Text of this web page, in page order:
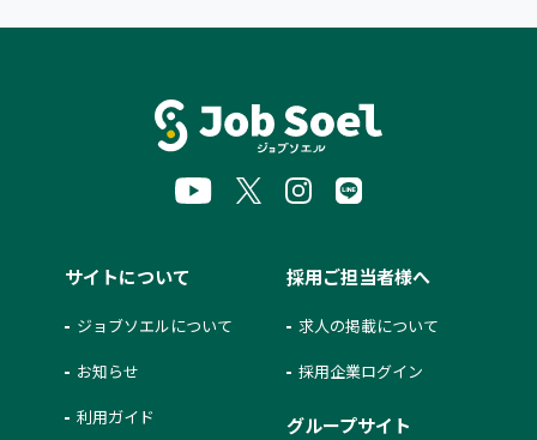
サイトについて
ジョブソエルについて
お知らせ
利用ガイド
採用ご担当者様へ
求人の掲載について
採用企業ログイン
グループサイト